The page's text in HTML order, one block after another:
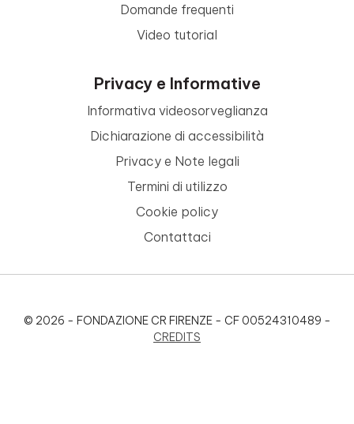
Domande frequenti
Video tutorial
Privacy e Informative
Informativa videosorveglianza
Dichiarazione di accessibilità
Privacy e Note legali
Termini di utilizzo
Cookie policy
Contattaci
© 2026 - FONDAZIONE CR FIRENZE - CF 00524310489 -
CREDITS